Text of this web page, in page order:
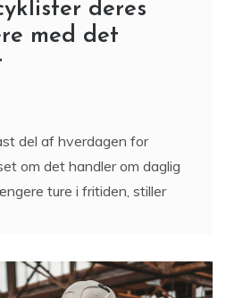
deres
med det
del af hverdagen for
om det handler om daglig
ture i fritiden, stiller